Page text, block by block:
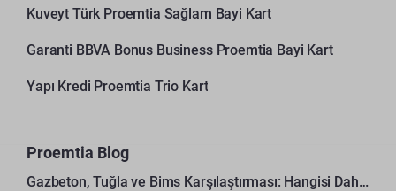
Kuveyt Türk Proemtia Sağlam Bayi Kart
Garanti BBVA Bonus Business Proemtia Bayi Kart
Yapı Kredi Proemtia Trio Kart
Proemtia Blog
Gazbeton, Tuğla ve Bims Karşılaştırması: Hangisi Daha Avantajlı?